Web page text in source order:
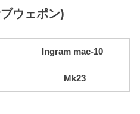
ウェポン)
Ingram mac-10
Mk23